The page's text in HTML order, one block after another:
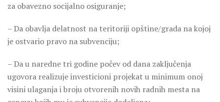
za obavezno socijalno osiguranje;
– Da obavlja delatnost na teritoriji opštine/grada na kojoj
je ostvario pravo na subvenciju;
– Da u naredne tri godine počev od dana zaključenja
ugovora realizuje investicioni projekat u minimum onoj
visini ulaganja i broju otvorenih novih radnih mesta na